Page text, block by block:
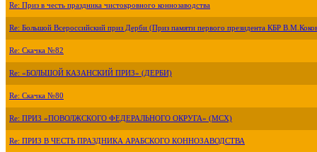
Re: Приз в честь праздника чистокровного коннозаводства
Re: Большой Всероссийский приз Дерби (Приз памяти первого президента КБР
Re: Скачка №82
Re: «БОЛЬШОЙ КАЗАНСКИЙ ПРИЗ» (ДЕРБИ)
Re: Скачка №80
Re: ПРИЗ «ПОВОЛЖСКОГО ФЕДЕРАЛЬНОГО ОКРУГА» (МСХ)
Re: ПРИЗ В ЧЕСТЬ ПРАЗДНИКА АРАБСКОГО КОННОЗАВОДСТВА